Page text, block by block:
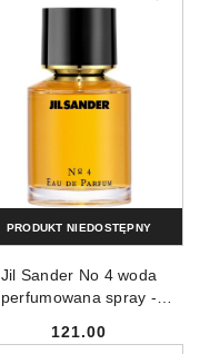
Jil Sander No 4 woda
perfumowana spray -
Cena:
121.00
PRODUKT NIEDOSTĘPNY